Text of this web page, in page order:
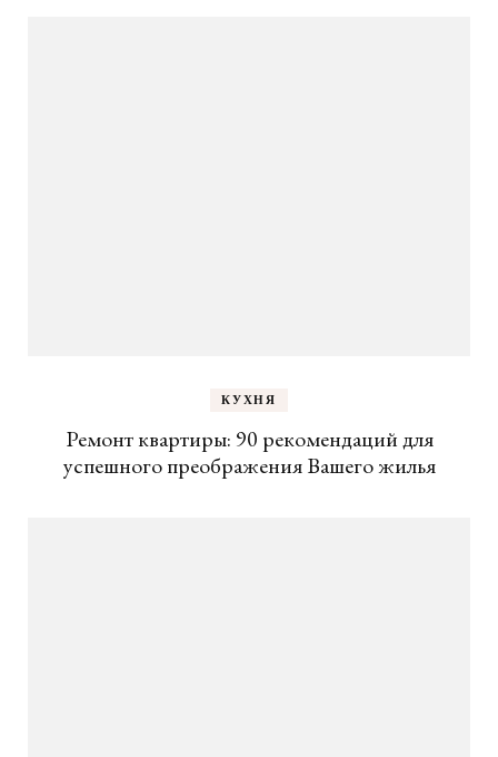
КУХНЯ
Ремонт квартиры: 90 рекомендаций для
успешного преображения Вашего жилья